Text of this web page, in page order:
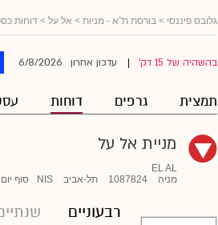
גלובס פיננסי > בורסת ת"א - מניות > אל על > דוחות
בהשהיה של 15 דק' עדכון אחרון 6/8/2026
תמצית גרפים דוחות
מניית אל על
EL AL
מניה
1087824 תל-אביב NIS סוף יום
רבעוניים